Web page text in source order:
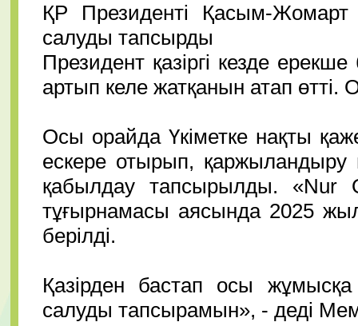
ҚР Президенті Қасым-
салуды тапсырды
Президент қазіргі кезде
артып келе жатқанын атап
Осы орайда Үкіметке нақты
ескере отырып,
қабылдау тапсырылды. «Nur
тұғырнамасы аясында 2025
берілді.
Қазірден бастап осы
салуды тапсырамын», - деді